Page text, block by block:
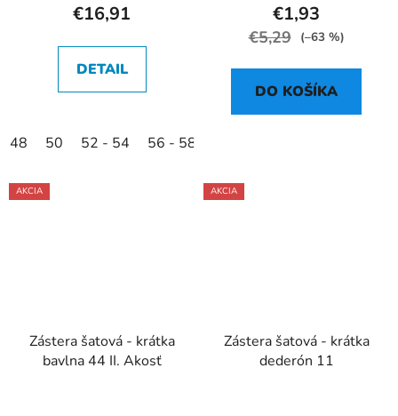
€16,91
DETAIL
48 50 52 - 54 56 - 58
€1,93
€5,29 (–63 %)
DO KOŠÍKA
AKCIA
Zástera šatová - krátka
bavlna 44 II. Akosť
AKCIA
Zástera šatová - krátka
dederón 11